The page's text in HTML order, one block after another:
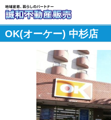
OK(オーケー) 中杉店